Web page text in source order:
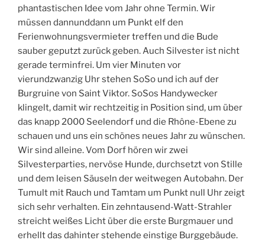
phantastischen Idee vom Jahr ohne Termin. Wir
müssen dannunddann um Punkt elf den
Ferienwohnungsvermieter treffen und die Bude
sauber geputzt zurück geben. Auch Silvester ist nicht
gerade terminfrei. Um vier Minuten vor
vierundzwanzig Uhr stehen SoSo und ich auf der
Burgruine von Saint Viktor. SoSos Handywecker
klingelt, damit wir rechtzeitig in Position sind, um über
das knapp 2000 Seelendorf und die Rhône-Ebene zu
schauen und uns ein schönes neues Jahr zu wünschen.
Wir sind alleine. Vom Dorf hören wir zwei
Silvesterparties, nervöse Hunde, durchsetzt von Stille
und dem leisen Säuseln der weitwegen Autobahn. Der
Tumult mit Rauch und Tamtam um Punkt null Uhr zeigt
sich sehr verhalten. Ein zehntausend-Watt-Strahler
streicht weißes Licht über die erste Burgmauer und
erhellt das dahinter stehende einstige Burggebäude.